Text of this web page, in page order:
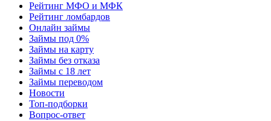
Рейтинг МФО и МФК
Рейтинг ломбардов
Онлайн займы
Займы под 0%
Займы на карту
Займы без отказа
Займы с 18 лет
Займы переводом
Новости
Топ-подборки
Вопрос-ответ